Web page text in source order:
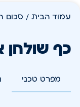
עמוד הבית / סכום
כף שולחן
מפרט טכני